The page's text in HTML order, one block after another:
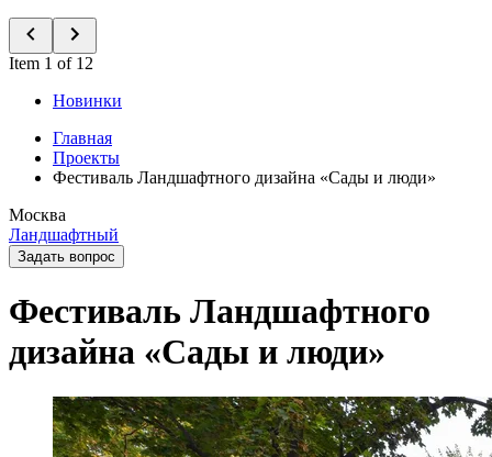
Item 1 of 12
Новинки
Главная
Проекты
Фестиваль Ландшафтного дизайна «Сады и люди»
Москва
Ландшафтный
Задать вопрос
Фестиваль Ландшафтного
дизайна «Сады и люди»